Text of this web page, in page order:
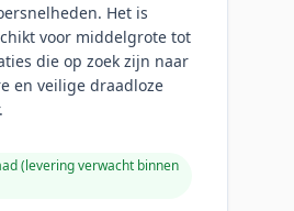
Het is
voor middelgrote tot
die op zoek zijn naar
en veilige draadloze
(levering verwacht binnen